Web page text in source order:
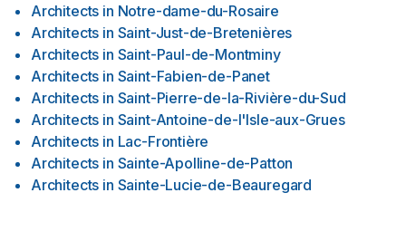
Architects in Notre-dame-du-Rosaire
Architects in Saint-Just-de-Bretenières
Architects in Saint-Paul-de-Montminy
Architects in Saint-Fabien-de-Panet
Architects in Saint-Pierre-de-la-Rivière-du-Sud
Architects in Saint-Antoine-de-l'Isle-aux-Grues
Architects in Lac-Frontière
Architects in Sainte-Apolline-de-Patton
Architects in Sainte-Lucie-de-Beauregard